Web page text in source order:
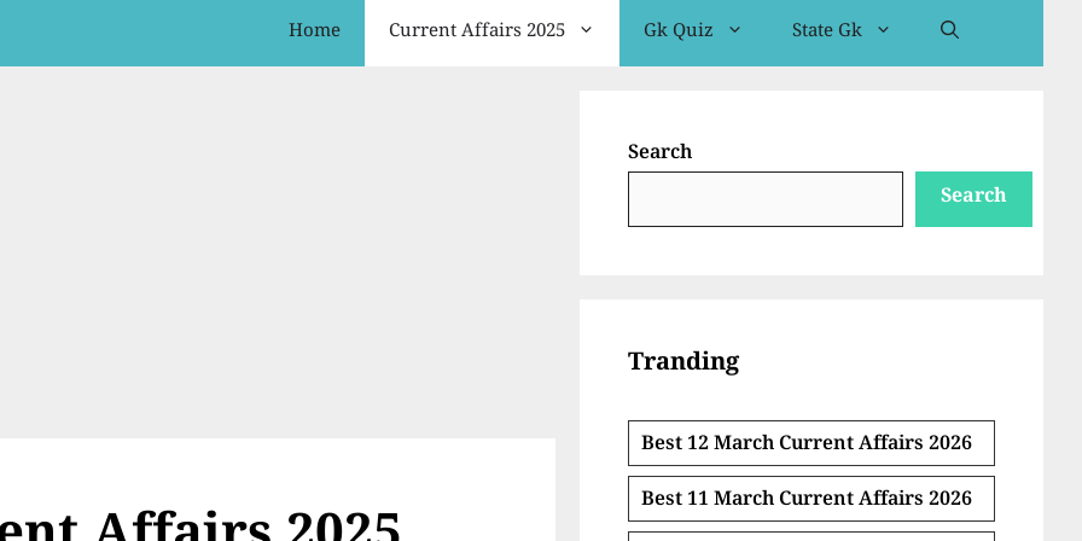
Home Current Affairs 2025 Gk Quiz State Gk
Search
Search
Tranding
Best 12 March Current Affairs 2026
Best 11 March Current Affairs 2026